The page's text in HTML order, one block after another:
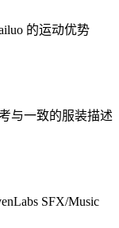
的运动优势
与一致的服装描述
SFX/Music